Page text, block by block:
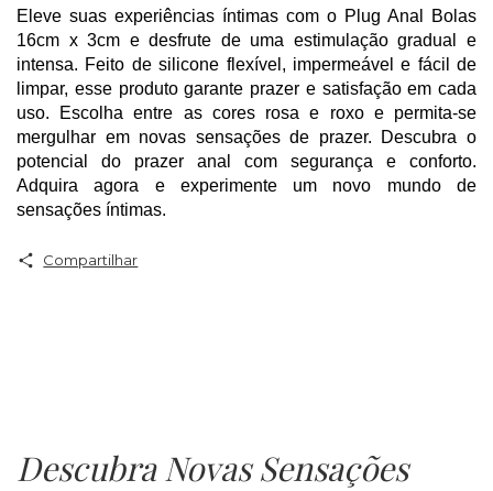
Eleve suas experiências íntimas com o Plug Anal Bolas
16cm x 3cm e desfrute de uma estimulação gradual e
intensa. Feito de silicone flexível, impermeável e fácil de
limpar, esse produto garante prazer e satisfação em cada
uso. Escolha entre as cores rosa e roxo e permita-se
mergulhar em novas sensações de prazer. Descubra o
potencial do prazer anal com segurança e conforto.
Adquira agora e experimente um novo mundo de
sensações íntimas.
Compartilhar
Descubra Novas Sensações